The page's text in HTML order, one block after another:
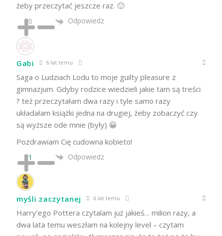
żeby przeczytać jeszcze raz. 🙂
0 Odpowiedz
Gabi 6 lat temu
Saga o Ludziach Lodu to moje guilty pleasure z
gimnazjum. Gdyby rodzice wiedzieli jakie tam są treści
? też przeczytałam dwa razy i tyle samo razy
układałam książki jedna na drugiej, żeby zobaczyć czy
są wyższe ode mnie (były) 😀
Pozdrawiam Cię cudowna kobieto!
1 Odpowiedz
myśli zaczytanej 6 lat temu
Harry’ego Pottera czytalam już jakieś… milion razy, a
dwa lata temu weszłam na kolejny level – czytam